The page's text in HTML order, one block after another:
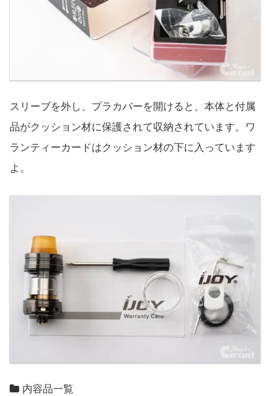
スリーブを外し、プラカバーを開けると、本体と付属
品がクッション材に保護されて収納されています。ワ
ランティーカードはクッション材の下に入っています
よ。
内容品一覧